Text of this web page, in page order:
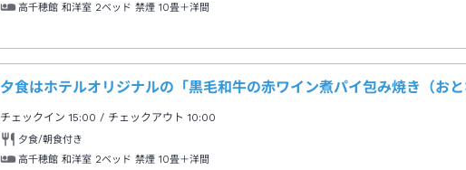
高千穂館 和洋室 2ベッド 禁煙 10畳＋洋間
夕食はホテルオリジナルの「黒毛和牛の赤ワイン煮パイ包み焼き（お
チェックイン15:00 / チェックアウト 10:00
夕食/朝食付き
高千穂館 和洋室 2ベッド 禁煙 10畳＋洋間